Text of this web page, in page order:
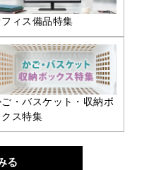
フィス備品特集
・バスケット・収納ボ
クス特集
る